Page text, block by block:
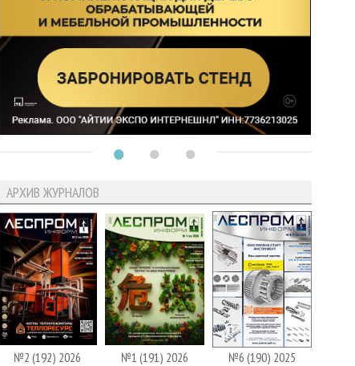
АРХИВ ЖУРНАЛОВ
№2 (192) 2026 №1 (191) 2026 №6 (190) 2025